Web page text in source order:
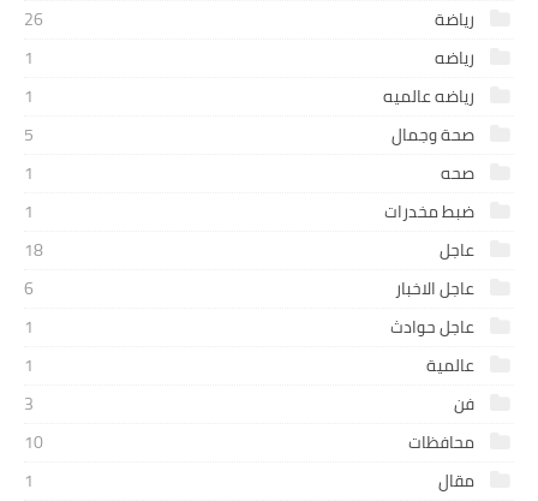
رياضة
26
رياضه
1
رياضه عالميه
1
صحة وجمال
5
صحه
1
ضبط مخدرات
1
عاجل
18
عاجل الاخبار
6
عاجل حوادث
1
عالمية
1
فن
3
محافظات
10
مقال
1